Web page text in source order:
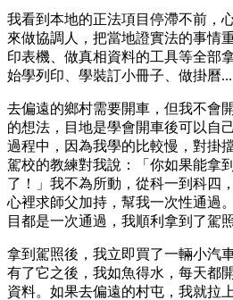
我看到本地的正法項目停滯不前，
來做協調人，把當地證實法的事情
印表機、做真相資料的工具等全部
始學列印、學裝訂小冊子、做掛曆
去偏遠的鄉村需要開車，但我不會
的想法，目地是學會開車後可以自
過程中，因為我學的比較慢，對掛
駕校的教練對我說：「你如果能拿
了！」我不為所動，從科一到科四
心裡求師父加持，幫我一次性通過
目都是一次通過，我順利拿到了駕照
拿到駕照後，我立即買了一輛小汽
有了它之後，我如魚得水，每天都
資料。如果去偏遠的村屯，我就拉